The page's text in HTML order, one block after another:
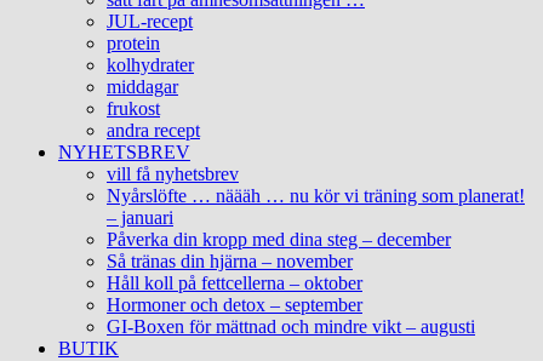
JUL-recept
protein
kolhydrater
middagar
frukost
andra recept
NYHETSBREV
vill få nyhetsbrev
Nyårslöfte … näääh … nu kör vi träning som planerat!
– januari
Påverka din kropp med dina steg – december
Så tränas din hjärna – november
Håll koll på fettcellerna – oktober
Hormoner och detox – september
GI-Boxen för mättnad och mindre vikt – augusti
BUTIK